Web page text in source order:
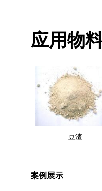
应用物
豆渣
案例展示